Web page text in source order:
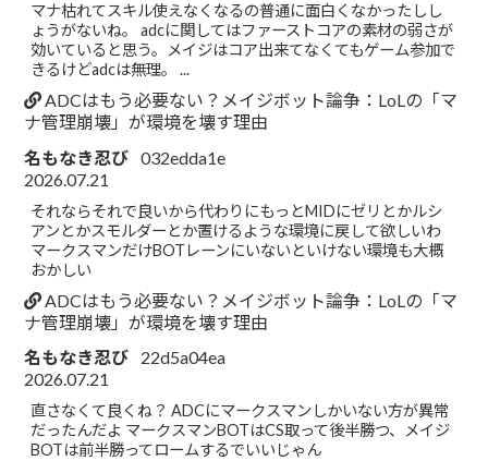
マナ枯れてスキル使えなくなるの普通に面白くなかったしし
ょうがないね。 adcに関してはファーストコアの素材の弱さが
効いていると思う。メイジはコア出来てなくてもゲーム参加で
きるけどadcは無理。 ...
ADCはもう必要ない？メイジボット論争：LoLの「マ
ナ管理崩壊」が環境を壊す理由
名もなき忍び 032edda1e
2026.07.21
それならそれで良いから代わりにもっとMIDにゼリとかルシ
アンとかスモルダーとか置けるような環境に戻して欲しいわ
マークスマンだけBOTレーンにいないといけない環境も大概
おかしい
ADCはもう必要ない？メイジボット論争：LoLの「マ
ナ管理崩壊」が環境を壊す理由
名もなき忍び
22d5a04ea
2026.07.21
直さなくて良くね？ ADCにマークスマンしかいない方が異常
だったんだよ マークスマンBOTはCS取って後半勝つ、メイジ
BOTは前半勝ってロームするでいいじゃん